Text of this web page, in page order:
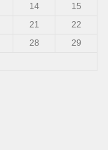
14
15
21
22
28
29